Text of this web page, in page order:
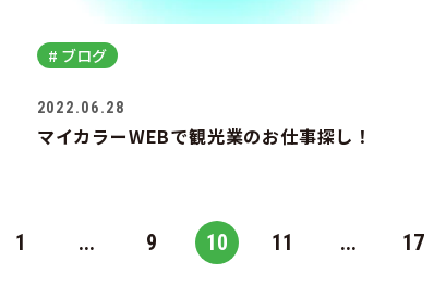
# ブログ
2022.06.28
マイカラーWEBで観光業のお仕事探し！
1 ... 9 10 11 ... 17